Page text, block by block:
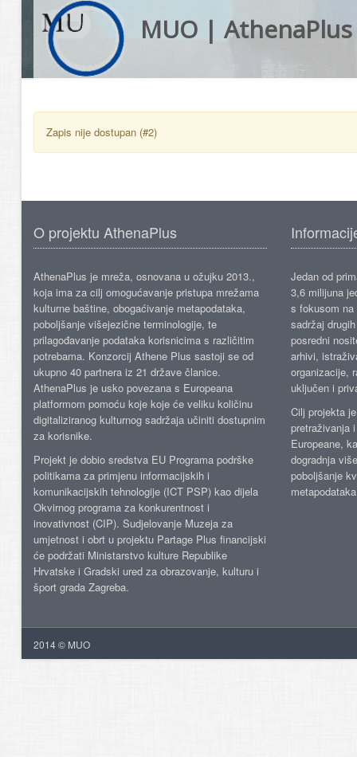
MUO | AthenaPlus
Zapis nije dostupan (#2)
O projektu AthenaPlus
AthenaPlus je mreža, osnovana u ožujku 2013.,
koja ima za cilj omogućavanje pristupa mrežama
kulturne baštine, obogaćivanje metapodataka,
poboljšanje višejezične terminologije, te
prilagođavanje podataka korisnicima s različitim
potrebama. Konzorcij Athene Plus sastoji se od
ukupno 40 partnera iz 21 države članice.
AthenaPlus je usko povezana s Europeana
platformom pomoću koje koje će veliku količinu
digitaliziranog kulturnog sadržaja učiniti dostupnim
za korisnike.
Projekt je dobio sredstva EU Programa podrške
politikama za primjenu informacijskih i
komunikacijskih tehnologije (ICT PSP) kao dijela
Okvirnog programa za konkurentnost i
inovativnost (CIP). Sudjelovanje Muzeja za
umjetnost i obrt u projektu Partage Plus financijski
će podržati Ministarstvo kulture Republike
Hrvatske i Gradski ured za obrazovanje, kulturu i
šport grada Zagreba.
Jedan od
3,6 milijuna
s fokusom
sadržaj
posredni
arhivi,
organizacije,
uključen i
Cilj projekta
pretraživanja
Europeane,
dogradnja
poboljšanje
2014 © MUO